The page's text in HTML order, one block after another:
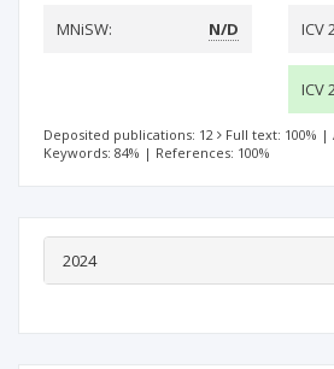
MNiSW:
N/D ICV
ICV
Deposited publications: 12 Full text: 100% |
Keywords: 84% | References: 100%
2024